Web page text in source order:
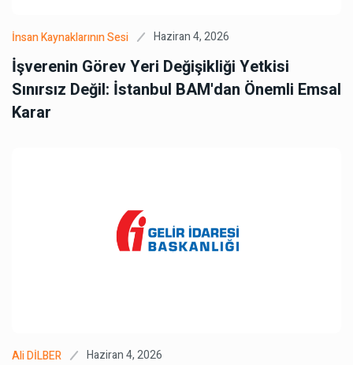
İnsan Kaynaklarının Sesi Haziran 4, 2026
İşverenin Görev Yeri Değişikliği Yetkisi
Sınırsız Değil: İstanbul BAM'dan Önemli Emsal
Karar
Ali DİLBER Haziran 4, 2026